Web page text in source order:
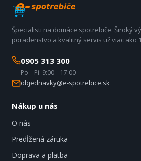
Špecialisti na domáce spotrebiče. Široký
poradenstvo a kvalitný servis už viac ako
0905 313 300
Po – Pi: 9:00 – 17:00
objednavky@e-spotrebice.sk
Nákup u nás
O nás
Predĺžená záruka
Doprava a platba